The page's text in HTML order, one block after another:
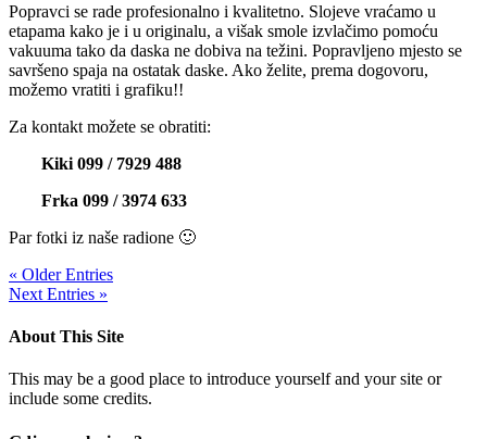
Popravci se rade profesionalno i kvalitetno. Slojeve vraćamo u
etapama kako je i u originalu, a višak smole izvlačimo pomoću
vakuuma tako da daska ne dobiva na težini. Popravljeno mjesto se
savršeno spaja na ostatak daske. Ako želite, prema dogovoru,
možemo vratiti i grafiku!!
Za kontakt možete se obratiti:
Kiki 099 / 7929 488
Frka 099 / 3974 633
Par fotki iz naše radione 🙂
« Older Entries
Next Entries »
About This Site
This may be a good place to introduce yourself and your site or
include some credits.